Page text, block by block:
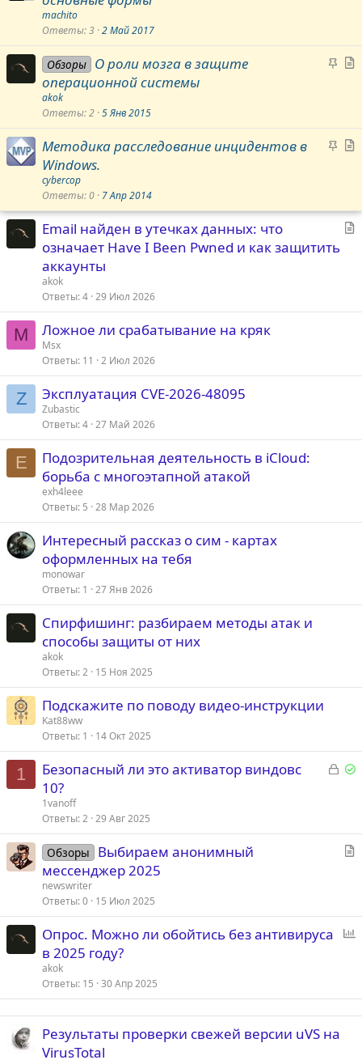
о
е
о
machito
Ответы 3 2 Май 2017
З
е
п
о
ь
Обзоры О роли мозга в защите
операционной системы
akok
Ответы 2 5 Янв 2015
З
е
л
ь
Методика расследование инцидентов в
Windows.
cybercop
Ответы 0 7 Апр 2014
я
Email найден в утечках данных: что
означает Have I Been Pwned и как защитить
аккаунты
akok
Ответы 4 29 Июл 2026
M Ложное ли срабатывание на кряк
Msx
Ответы 11 2 Июл 2026
Z Эксплуатация CVE-2026-48095
Zubastic
Ответы 4 27 Май 2026
E
Подозрительная деятельность в iCloud:
борьба с многоэтапной атакой
exh4leee
Ответы 5 28 Мар 2026
Интересный рассказ о сим - картах
оформленных на тебя
monowar
Ответы 1 27 Янв 2026
Спирфишинг: разбираем методы атак и
способы защиты от них
akok
Ответы 2 15 Ноя 2025
Подскажите по поводу видео-инструкции
Kat88ww
Ответы 1 14 Окт 2025
1
З
ы
Р
н
Безопасный ли это активатор виндовс
10?
1vanoff
Ответы 2 29 Авг 2025
ь
я
Обзоры
Выбираем анонимный
мессенджер 2025
newswriter
Ответы 0 15 Июл 2025
с
Опрос. Можно ли обойтись без антивируса
в 2025 году?
akok
Ответы 15 30 Апр 2025
Результаты проверки свежей версии uVS на
VirusTotal